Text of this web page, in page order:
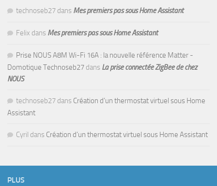
technoseb27 dans Mes premiers pas sous Home Assistant
Felix dans Mes premiers pas sous Home Assistant
Prise NOUS A8M Wi-Fi 16A : la nouvelle référence Matter -
Domotique Technoseb27 dans La prise connectée ZigBee de chez
NOUS
technoseb27 dans Création d’un thermostat virtuel sous Home
Assistant
Cyril dans Création d’un thermostat virtuel sous Home Assistant
PLUS